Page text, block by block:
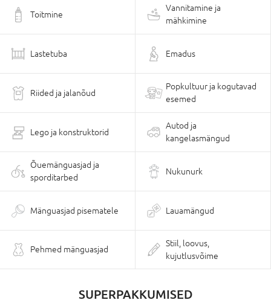
Toitmine
Vannitamine ja
mähkimine
Lastetuba Emadus
Riided ja jalanõud
Popkultuur ja kogutavad
esemed
Lego ja konstruktorid
Autod ja
kangelasmängud
Õuemänguasjad ja
sporditarbed
Nukunurk
Mänguasjad pisematele Lauamängud
Pehmed mänguasjad
Stiil, loovus,
kujutlusvõime
SUPERPAKKUMISED